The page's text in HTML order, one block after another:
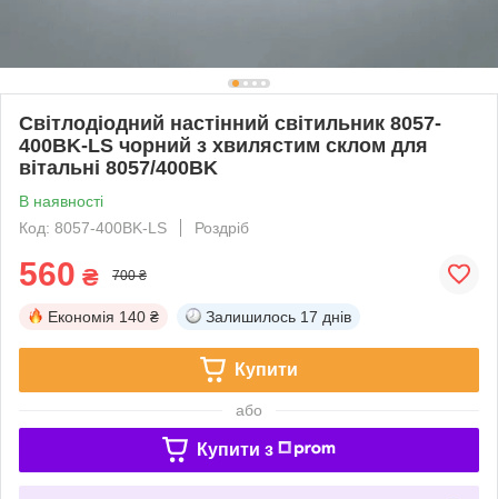
Світлодіодний настінний світильник 8057-
400BK-LS чорний з хвилястим склом для
вітальні 8057/400BK
В наявності
Код: 8057-400BK-LS
Роздріб
560 ₴ 700 ₴
Економія 140 ₴ Залишилось 17 днів
Купити
або
Купити з